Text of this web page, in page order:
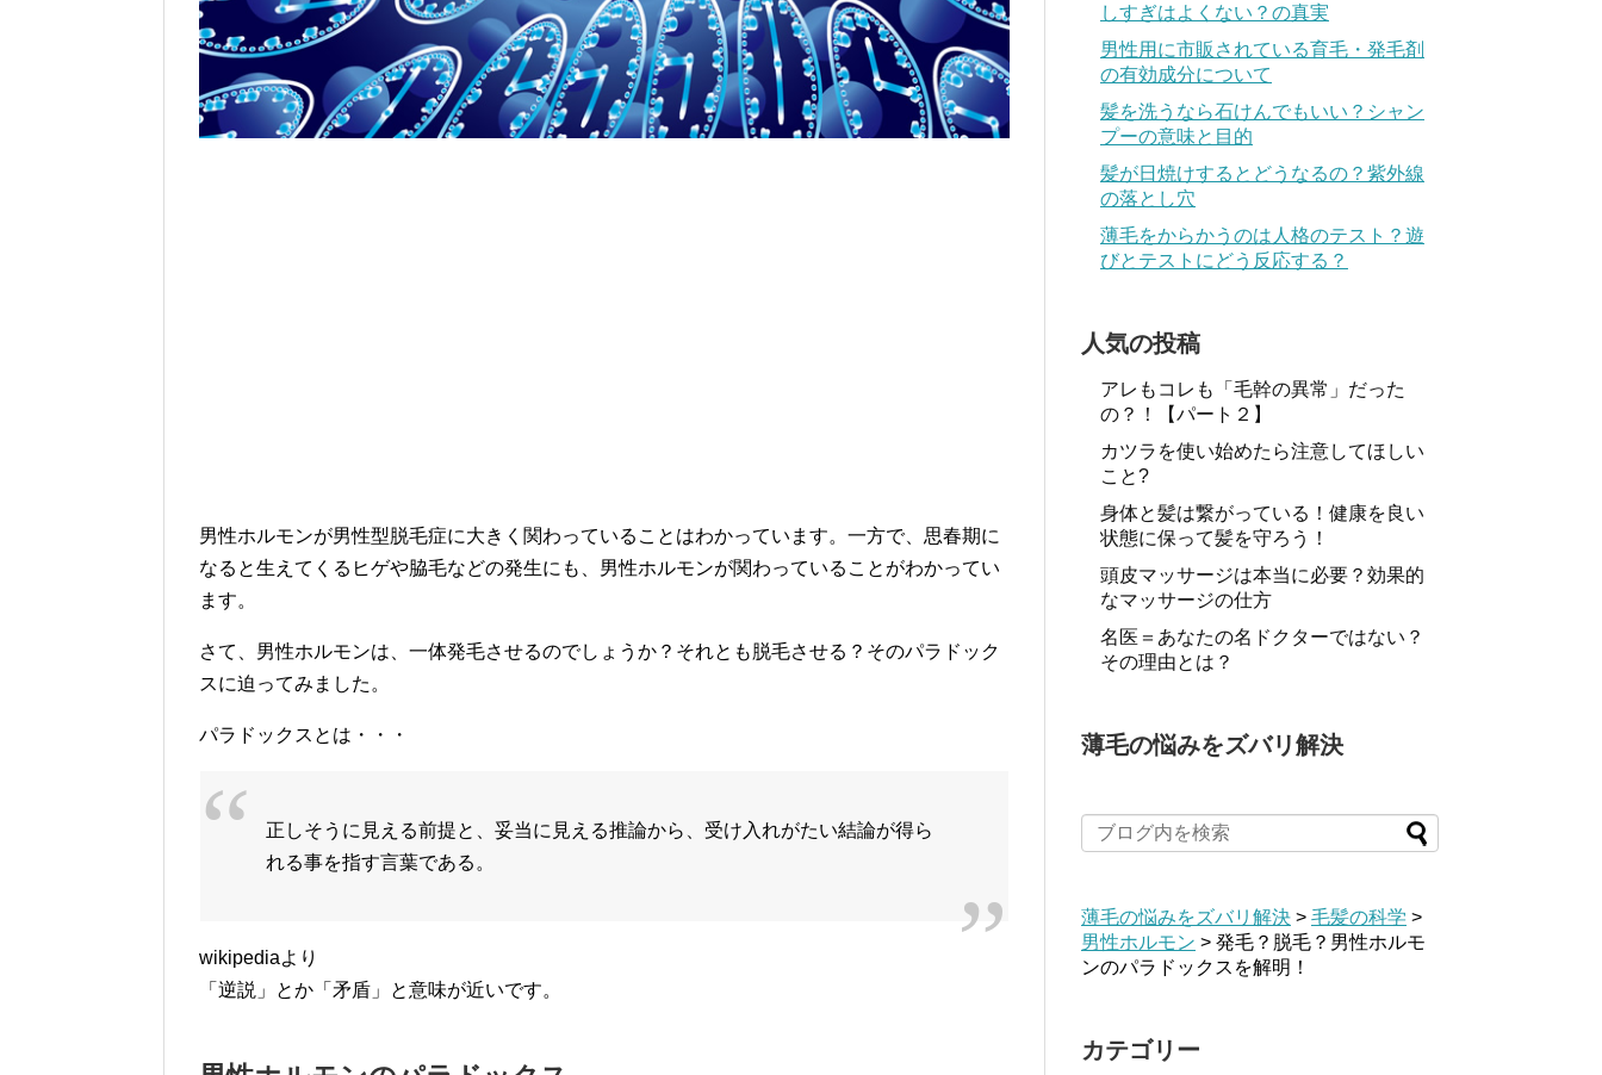
男性ホルモンが男性型脱毛症に大きく関わっていることはわかっています。一方で、思春期に
なると生えてくるヒゲや脇毛などの発生にも、男性ホルモンが関わっていることがわかってい
ます。
さて、男性ホルモンは、一体発毛させるのでしょうか？それとも脱毛させる？そのパラドック
スに迫ってみました。
パラドックスとは・・・
正しそうに見える前提と、妥当に見える推論から、受け入れがたい結論が得ら
れる事を指す言葉である。
wikipediaより
「逆説」とか「矛盾」と意味が近いです。
しすぎはよくない？の真実
男性用に市販されている育毛・発毛剤
の有効成分について
髪を洗うなら石けんでもいい？シャン
プーの意味と目的
髪が日焼けするとどうなるの？紫外線
の落とし穴
薄毛をからかうのは人格のテスト？遊
びとテストにどう反応する？
人気の投稿
アレもコレも「毛幹の異常」だった
の？！【パート２】
カツラを使い始めたら注意してほしい
こと?
身体と髪は繋がっている！健康を良い
状態に保って髪を守ろう！
頭皮マッサージは本当に必要？効果的
なマッサージの仕方
名医＝あなたの名ドクターではない？
その理由とは？
薄毛の悩みをズバリ解決
薄毛の悩みをズバリ解決 > 毛髪の科学 >
男性ホルモン > 発毛？脱毛？男性ホルモ
ンのパラドックスを解明！
カテゴリー